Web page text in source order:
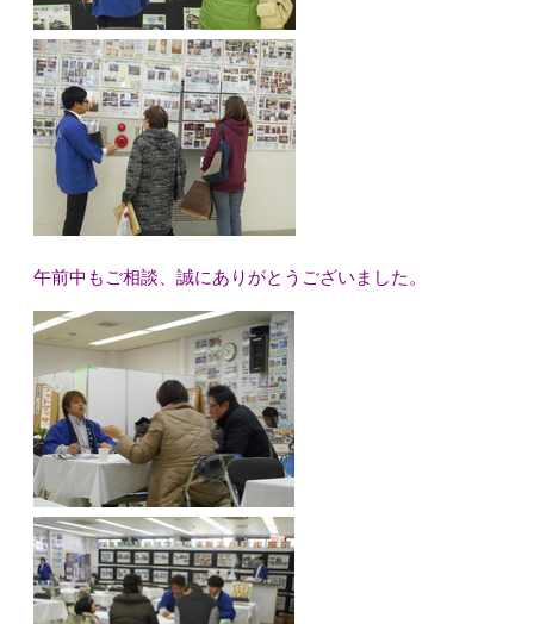
午前中もご相談、誠にありがとうございました。